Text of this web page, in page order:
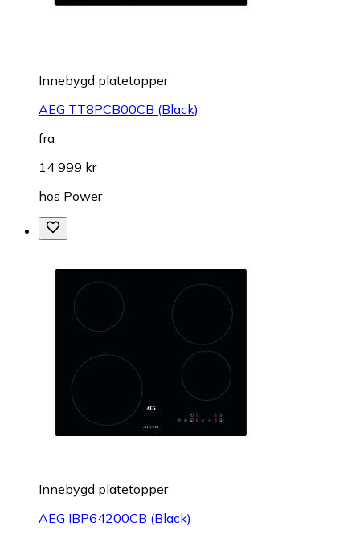
Innebygd platetopper
AEG TT8PCB00CB (Black)
fra
14 999 kr
hos Power
Innebygd platetopper
AEG IBP64200CB (Black)